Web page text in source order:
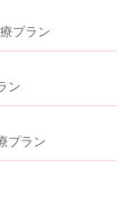
プラン
ン
プラン